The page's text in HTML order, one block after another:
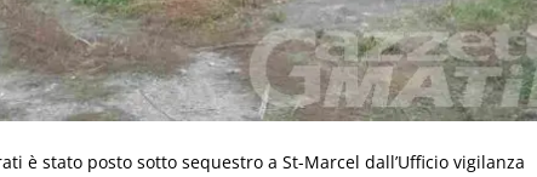
è stato posto sotto sequestro a St-Marcel dall’Ufficio vigilanza